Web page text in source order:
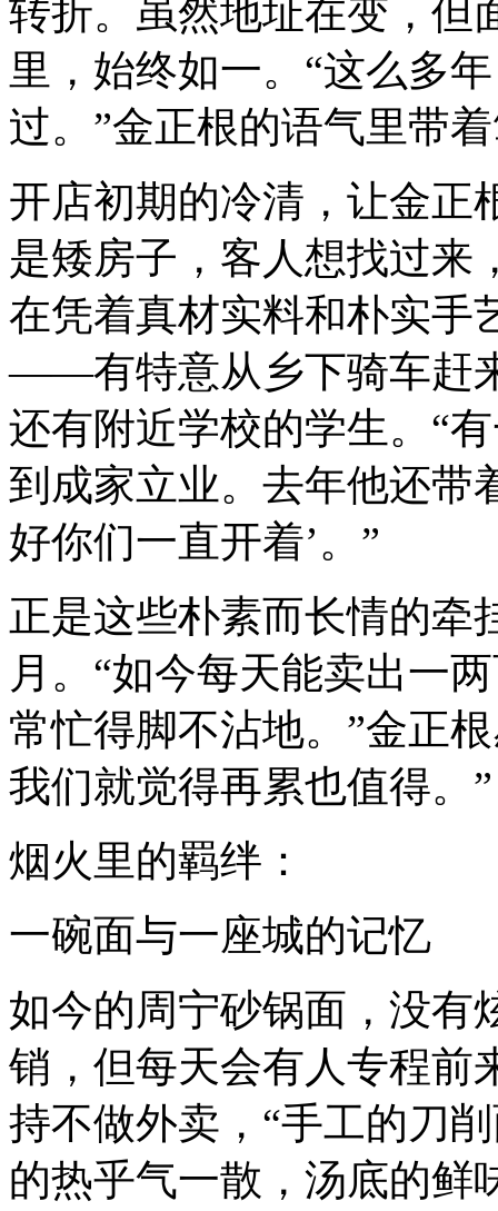
转折。虽然地址在变，但
里，始终如一。“这么多
过。”金正根的语气里带
开店初期的冷清，让金正
是矮房子，客人想找过来
在凭着真材实料和朴实手
——有特意从乡下骑车赶
还有附近学校的学生。“
到成家立业。去年他还带
好你们一直开着’。”
正是这些朴素而长情的牵
月。“如今每天能卖出一
常忙得脚不沾地。”金正
我们就觉得再累也值得。”
烟火里的羁绊：
一碗面与一座城的记忆
如今的周宁砂锅面，没有
销，但每天会有人专程前
持不做外卖，“手工的刀
的热乎气一散，汤底的鲜